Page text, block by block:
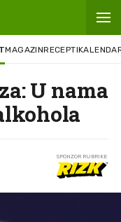
MAGAZINRECEPTI
U nama
SPONZOR RUBRIKE